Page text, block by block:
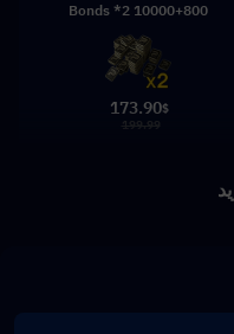
10000+800 Bonds *2
$
173.90
199.99